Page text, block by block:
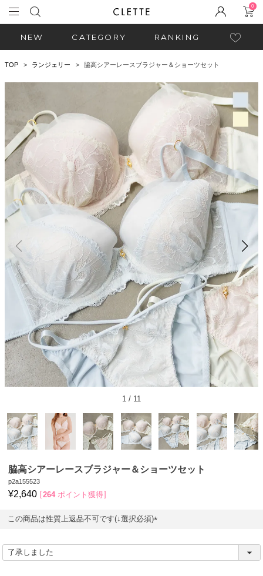
0
NEW CATEGORY RANKING
TOP ランジェリー 脇高シアーレースブラジャー＆ショーツセット
1 / 11
脇高シアーレースブラジャー＆ショーツセット
p2a155523
¥2,640 264 ポイント獲得
この商品は性質上返品不可です(↓選択必須)
必